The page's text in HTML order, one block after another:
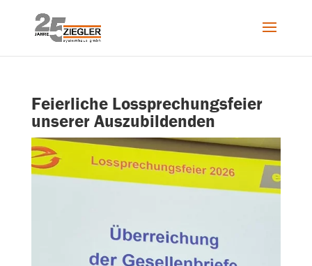
Feierliche Lossprechungsfeier
unserer Auszubildenden